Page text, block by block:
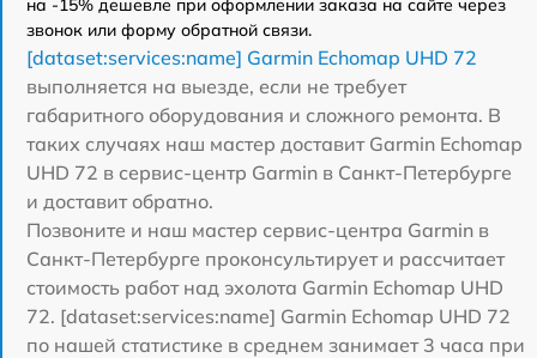
на -15% дешевле при оформлении заказа на сайте через
звонок или форму обратной связи.
[dataset:services:name] Garmin Echomap UHD 72
выполняется на выезде, если не требует
габаритного оборудования и сложного ремонта. В
таких случаях наш мастер доставит Garmin Echomap
UHD 72 в сервис-центр Garmin в Санкт-Петербурге
и доставит обратно.
Позвоните и наш мастер сервис-центра Garmin в
Санкт-Петербурге проконсультирует и рассчитает
стоимость работ над эхолота Garmin Echomap UHD
72. [dataset:services:name] Garmin Echomap UHD 72
по нашей статистике в среднем занимает 3 часа при